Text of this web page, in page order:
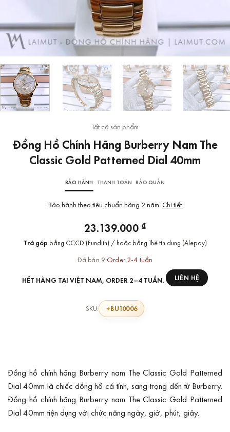
Tất cả sản phẩm
Đồng Hồ Chính Hãng Burberry Nam The
Classic Gold Patterned Dial 40mm
BẢO HÀNH THANH TOÁN BẢO QUẢN
Bảo hành theo tiêu chuẩn hãng 2 năm Chi tiết
23.139.000 ₫
Trả góp bằng CCCD (Fundiin) / hoặc bằng Thẻ tín dụng (Alepay)
Đã bán 9·Order 2-4 tuần
HẾT HÀNG TẠI VIỆT NAM, ORDER 2–4 TUẦN. LIÊN HỆ
SKU: BU10006
Đồng hồ chính hãng Burberry nam The Classic Gold Patterned
Dial 40mm là chiếc đồng hồ cá tính, sang trọng đến từ Burberry.
Đồng hồ chính hãng Burberry nam The Classic Gold Patterned
Dial 40mm tiện dụng với chức năng ngày, giờ, phút, giây.